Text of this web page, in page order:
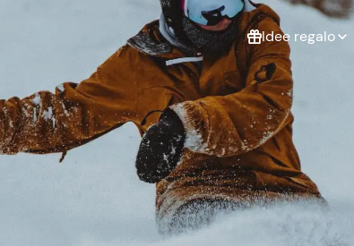
Idee regalo
Non sai cosa
regalare?
Gift Card Freedome
Un regalo digitale che
lascia la libertà di
scegliere esperienze
outdoor in tutta Italia.
Esperienze da
regalare